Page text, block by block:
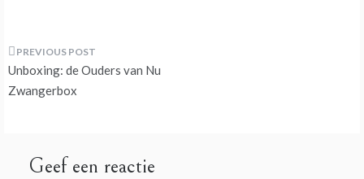
Bericht
navigatie
Unboxing: de Ouders van Nu
Zwangerbox
Geef een reactie